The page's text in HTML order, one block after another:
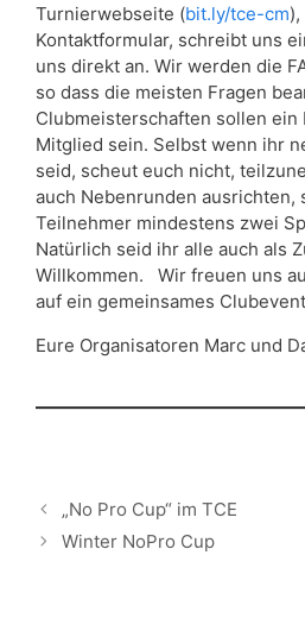
Turnierwebseite (bit.ly/tce-cm
Kontaktformular, schreibt uns
uns direkt an. Wir werden die
so dass die meisten Fragen
Clubmeisterschaften sollen ein
Mitglied sein. Selbst wenn ihr
seid, scheut euch nicht,
auch Nebenrunden ausrichten,
Teilnehmer mindestens zwei
Natürlich seid ihr alle auch als
Willkommen. Wir freuen uns
auf ein gemeinsames
Eure Organisatoren Marc und
„No Pro Cup“ im TCE
Winter NoPro Cup